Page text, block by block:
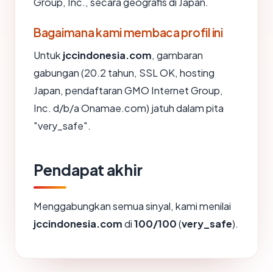
Bagaimana kami membaca profil ini
Untuk jccindonesia.com, gambaran
gabungan (20.2 tahun, SSL OK, hosting
Japan, pendaftaran GMO Internet Group,
Inc. d/b/a Onamae.com) jatuh dalam pita
"very_safe".
Pendapat akhir
Menggabungkan semua sinyal, kami menilai
jccindonesia.comdi100/100(very_safe).